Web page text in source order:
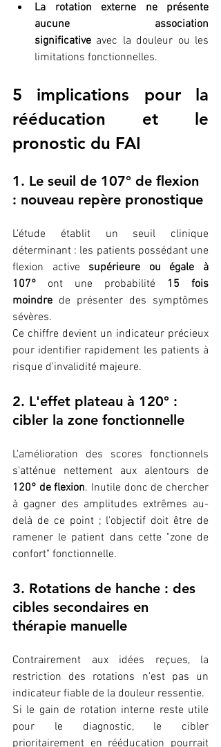
La rotation externe ne présente
aucune association
significative avec la douleur ou les
limitations fonctionnelles.
5 implications pour la
rééducation et le
pronostic du FAI
1. Le seuil de 107° de flexion
: nouveau repère pronostique
L'étude établit un seuil clinique
déterminant : les patients possédant une
flexion active supérieure ou égale à
107° ont une probabilité 15 fois
moindre de présenter des symptômes
sévères.
Ce chiffre devient un indicateur précieux
pour identifier rapidement les patients à
risque d'invalidité majeure.
2. L'effet plateau à 120° :
cibler la zone fonctionnelle
L'amélioration des scores fonctionnels
120° de flexion. Inutile donc de chercher
à gagner des amplitudes extrêmes au-
delà de ce point ; l'objectif doit être de
ramener le patient dans cette "zone de
confort" fonctionnelle.
3. Rotations de hanche : des
cibles secondaires en
thérapie manuelle
Contrairement aux idées reçues, la
restriction des rotations n'est pas un
indicateur fiable de la douleur ressentie.
Si le gain de rotation interne reste utile
pour le diagnostic, le cibler
prioritairement en rééducation pourrait